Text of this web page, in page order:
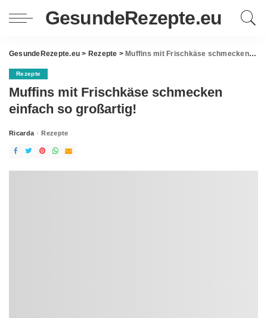
GesundeRezepte.eu
GesundeRezepte.eu > Rezepte > Muffins mit Frischkäse schmecken einfach so großartig!
Rezepte
Muffins mit Frischkäse schmecken
einfach so großartig!
Posted
Ricarda Rezepte